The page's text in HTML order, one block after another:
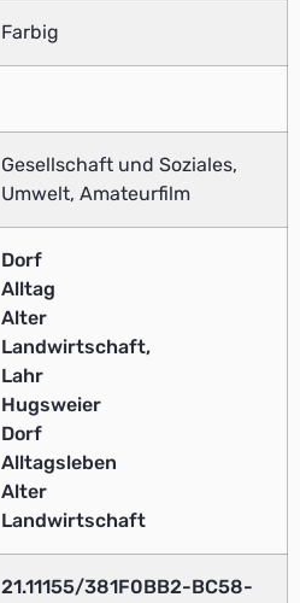
Farbig
Gesellschaft und Soziales,
Umwelt, Amateurfilm
Dorf
Alltag
Alter
Landwirtschaft,
Lahr
Hugsweier
Dorf
Alltagsleben
Alter
Landwirtschaft
21.11155/381F0BB2-BC58-